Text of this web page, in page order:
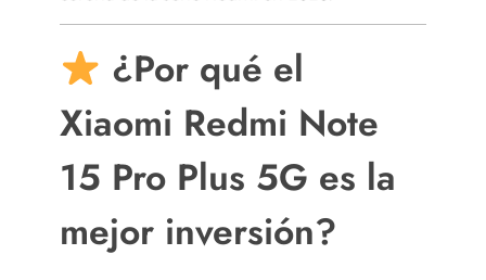
¿Por qué el
Xiaomi Redmi Note
15 Pro Plus 5G es la
mejor inversión?